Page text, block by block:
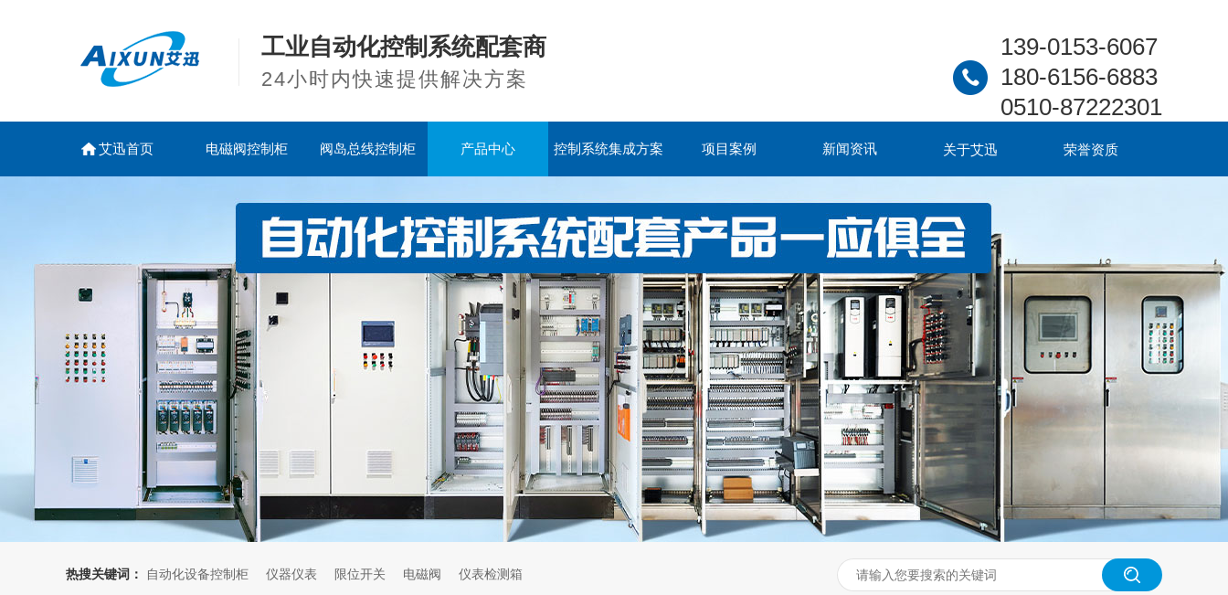
工业自动化控制系统配套商
24小时内快速提供解决方案
139-0153-6067
180-6156-6883
0510-87222301
艾迅首页 电磁阀控制柜 阀岛总线控制柜 产品中心 控制系统集成方案 项目案例 新闻资讯 关于艾迅 荣誉资质
热搜关键词： 自动化设备控制柜 仪器仪表 限位开关 电磁阀 仪表检测箱